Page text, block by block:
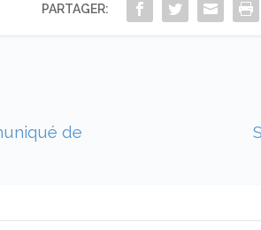
PARTAGER:
de